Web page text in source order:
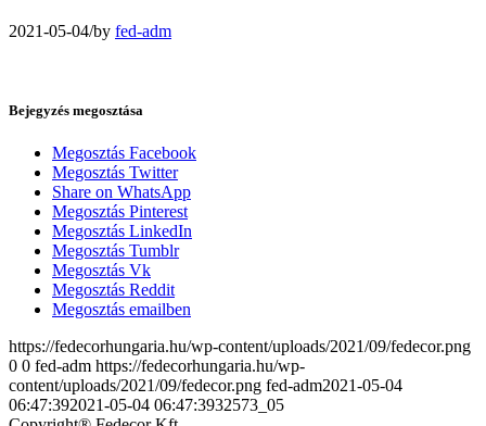
2021-05-04/by fed-adm
Bejegyzés megosztása
Megosztás Facebook
Megosztás Twitter
Share on WhatsApp
Megosztás Pinterest
Megosztás LinkedIn
Megosztás Tumblr
Megosztás Vk
Megosztás Reddit
Megosztás emailben
https://fedecorhungaria.hu/wp-content/uploads/2021/09/fedecor.png
0 0 fed-adm https://fedecorhungaria.hu/wp-
content/uploads/2021/09/fedecor.png fed-adm2021-05-04
06:47:392021-05-04 06:47:3932573_05